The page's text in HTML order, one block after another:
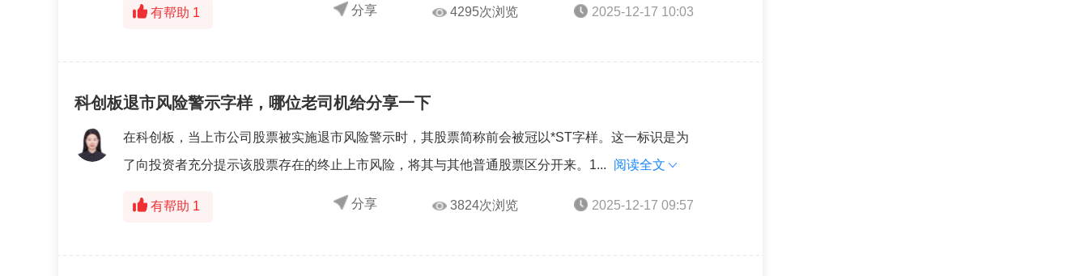
有帮助 1 分享 4295次浏览 2025-12-17 10:03
科创板退市风险警示字样，哪位老司机给分享一下
在科创板，当上市公司股票被实施退市风险警示时，其股票简称前会被冠以*ST字样。这一标识是为
了向投资者充分提示该股票存在的终止上市风险，将其与其他普通股票区分开来。1...
阅读全文
有帮助 1 分享 3824次浏览 2025-12-17 09:57